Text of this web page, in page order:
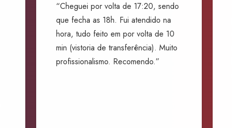
“Cheguei por volta de 17:20, sendo
que fecha as 18h. Fui atendido na
hora, tudo feito em por volta de 10
min (vistoria de transferência). Muito
profissionalismo. Recomendo.”